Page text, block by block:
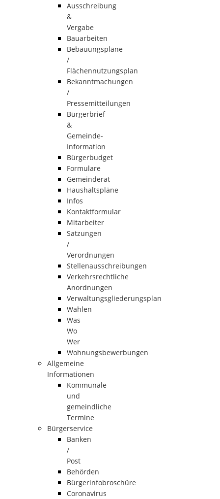
Ausschreibung
&
Vergabe
Bauarbeiten
Bebauungspläne
/
Flächennutzungsplan
Bekanntmachungen
/
Pressemitteilungen
Bürgerbrief
&
Gemeinde-
Information
Bürgerbudget
Formulare
Gemeinderat
Haushaltspläne
Infos
Kontaktformular
Mitarbeiter
Satzungen
/
Verordnungen
Stellenausschreibungen
Verkehrsrechtliche
Anordnungen
Verwaltungsgliederungsplan
Wahlen
Was
Wo
Wer
Wohnungsbewerbungen
Allgemeine
Informationen
Kommunale
und
gemeindliche
Termine
Bürgerservice
Banken
/
Post
Behörden
Bürgerinfobroschüre
Coronavirus